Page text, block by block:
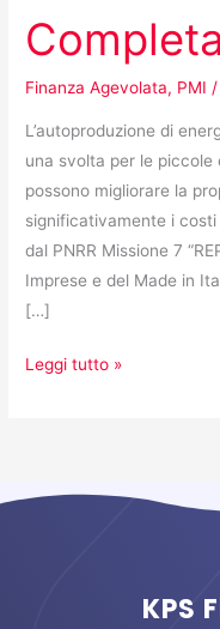
Completa
Finanza Agevolata, PMI /
L’autoproduzione di
una svolta per le piccole
possono migliorare la
significativamente i
dal PNRR Missione 7
Imprese e del Made in
[…]
Leggi tutto »
KPS